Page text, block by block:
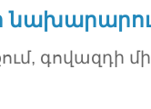
գովազդի